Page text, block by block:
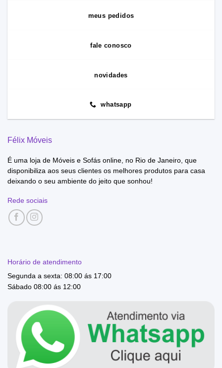
meus pedidos
fale conosco
novidades
whatsapp
Félix Móveis
É uma loja de Móveis e Sofás online, no Rio de Janeiro, que
disponibiliza aos seus clientes os melhores produtos para casa
deixando o seu ambiente do jeito que sonhou!
Rede sociais
Horário de atendimento
Segunda a sexta: 08:00 ás 17:00
Sábado 08:00 ás 12:00